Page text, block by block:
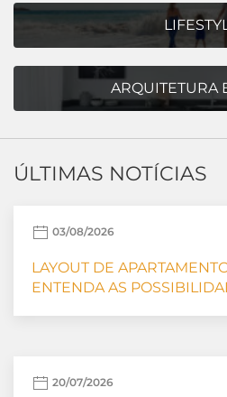
ARQUITETURA
ÚLTIMAS NOTÍCIAS
03/08/2026
LAYOUT DE
ENTENDA AS
20/07/2026